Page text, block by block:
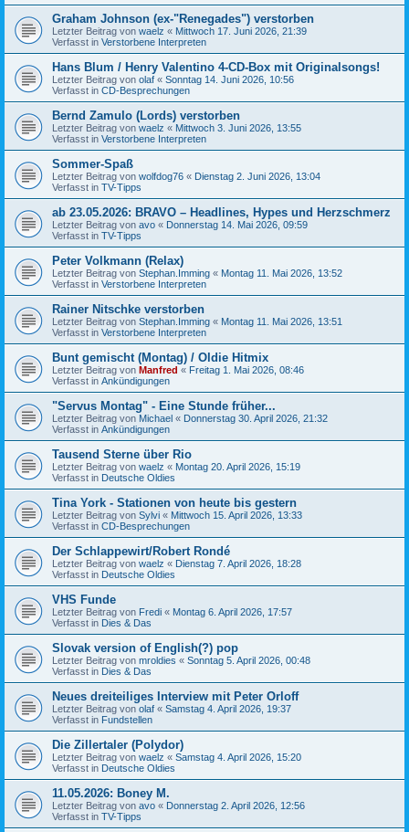
Graham Johnson (ex-"Renegades") verstorben
Letzter Beitrag von waelz « Mittwoch 17. Juni 2026, 21:39
Verfasst in Verstorbene Interpreten
Hans Blum / Henry Valentino 4-CD-Box mit Originalsongs!
Letzter Beitrag von olaf « Sonntag 14. Juni 2026, 10:56
Verfasst in CD-Besprechungen
Bernd Zamulo (Lords) verstorben
Letzter Beitrag von waelz « Mittwoch 3. Juni 2026, 13:55
Verfasst in Verstorbene Interpreten
Sommer-Spaß
Letzter Beitrag von wolfdog76 « Dienstag 2. Juni 2026, 13:04
Verfasst in TV-Tipps
ab 23.05.2026: BRAVO – Headlines, Hypes und Herzschmerz
Letzter Beitrag von avo « Donnerstag 14. Mai 2026, 09:59
Verfasst in TV-Tipps
Peter Volkmann (Relax)
Letzter Beitrag von Stephan.Imming « Montag 11. Mai 2026, 13:52
Verfasst in Verstorbene Interpreten
Rainer Nitschke verstorben
Letzter Beitrag von Stephan.Imming « Montag 11. Mai 2026, 13:51
Verfasst in Verstorbene Interpreten
Bunt gemischt (Montag) / Oldie Hitmix
Letzter Beitrag von Manfred « Freitag 1. Mai 2026, 08:46
Verfasst in Ankündigungen
"Servus Montag" - Eine Stunde früher...
Letzter Beitrag von Michael « Donnerstag 30. April 2026, 21:32
Verfasst in Ankündigungen
Tausend Sterne über Rio
Letzter Beitrag von waelz « Montag 20. April 2026, 15:19
Verfasst in Deutsche Oldies
Tina York - Stationen von heute bis gestern
Letzter Beitrag von Sylvi « Mittwoch 15. April 2026, 13:33
Verfasst in CD-Besprechungen
Der Schlappewirt/Robert Rondé
Letzter Beitrag von waelz « Dienstag 7. April 2026, 18:28
Verfasst in Deutsche Oldies
VHS Funde
Letzter Beitrag von Fredi « Montag 6. April 2026, 17:57
Verfasst in Dies & Das
Slovak version of English(?) pop
Letzter Beitrag von mroldies « Sonntag 5. April 2026, 00:48
Verfasst in Dies & Das
Neues dreiteiliges Interview mit Peter Orloff
Letzter Beitrag von olaf « Samstag 4. April 2026, 19:37
Verfasst in Fundstellen
Die Zillertaler (Polydor)
Letzter Beitrag von waelz « Samstag 4. April 2026, 15:20
Verfasst in Deutsche Oldies
11.05.2026: Boney M.
Letzter Beitrag von avo « Donnerstag 2. April 2026, 12:56
Verfasst in TV-Tipps